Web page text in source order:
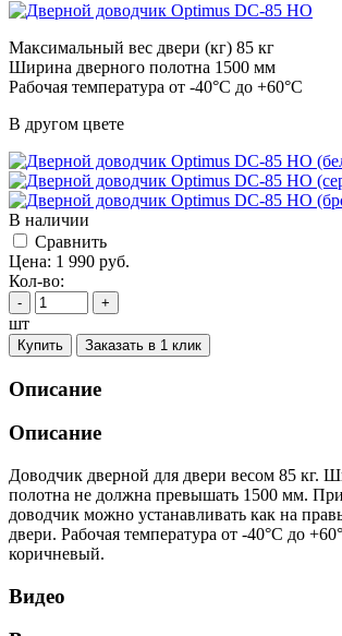
Максимальный вес двери (кг) 85 кг
Ширина дверного полотна 1500 мм
Рабочая температура от -40°С до +60°С
В другом цвете
В наличии
Cравнить
Цена: 1 990 руб.
Кол-во:
- +
шт
Купить Заказать в 1 клик
Описание
Описание
Доводчик дверной для двери весом 85 кг.
полотна не должна превышать 1500 мм.
доводчик можно устанавливать как на
двери. Рабочая температура от -40°С до
коричневый.
Видео